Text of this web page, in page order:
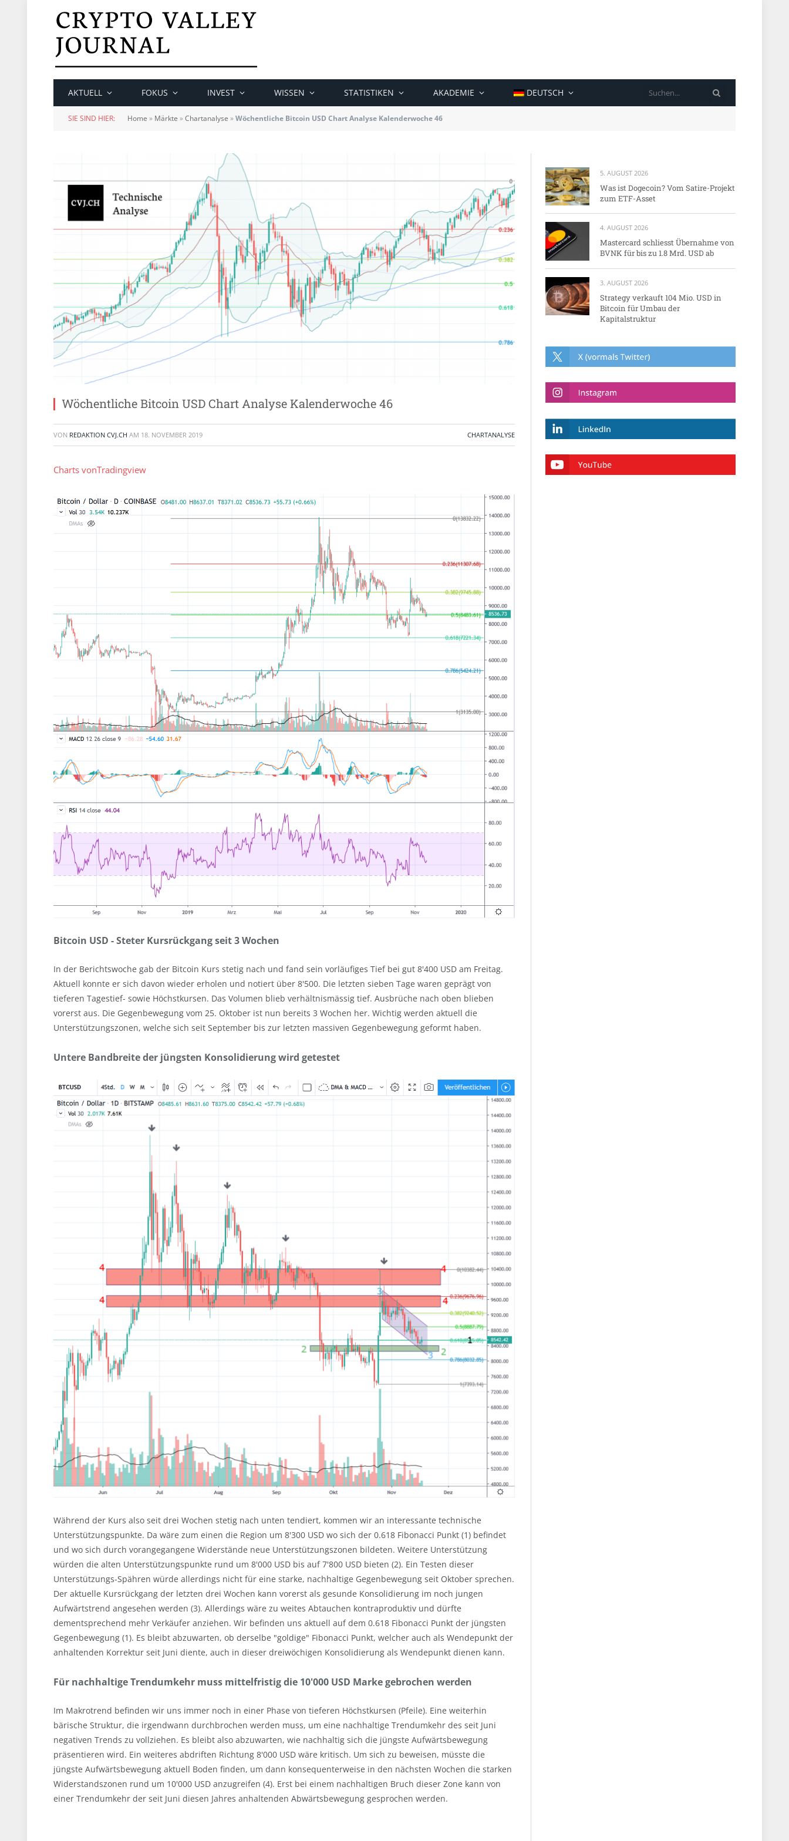
AKTUELL FOKUS INVEST WISSEN STATISTIKEN AKADEMIE DEUTSCH
SIE SIND HIER: Home » Märkte »Chartanalyse »Wöchentliche Bitcoin USD Chart Analyse Kalenderwoche 46
Wöchentliche Bitcoin USD Chart Analyse Kalenderwoche 46
VON REDAKTION CVJ.CH AM 18. NOVEMBER 2019 CHARTANALYSE
Charts vonTradingview
Bitcoin USD - Steter Kursrückgang seit 3 Wochen
In der Berichtswoche gab der Bitcoin Kurs stetig nach und fand sein vorläufiges Tief bei gut 8'400 USD am Freitag.
Aktuell konnte er sich davon wieder erholen und notiert über 8'500. Die letzten sieben Tage waren geprägt von
tieferen Tagestief- sowie Höchstkursen. Das Volumen blieb verhältnismässig tief. Ausbrüche nach oben blieben
vorerst aus. Die Gegenbewegung vom 25. Oktober ist nun bereits 3 Wochen her. Wichtig werden aktuell die
Unterstützungszonen, welche sich seit September bis zur letzten massiven Gegenbewegung geformt haben.
Untere Bandbreite der jüngsten Konsolidierung wird getestet
Während der Kurs also seit drei Wochen stetig nach unten tendiert, kommen wir an interessante technische
Unterstützungspunkte. Da wäre zum einen die Region um 8'300 USD wo sich der 0.618 Fibonacci Punkt (1) befindet
und wo sich durch vorangegangene Widerstände neue Unterstützungszonen bildeten. Weitere Unterstützung
würden die alten Unterstützungspunkte rund um 8'000 USD bis auf 7'800 USD bieten (2). Ein Testen dieser
Unterstützungs-Spähren würde allerdings nicht für eine starke, nachhaltige Gegenbewegung seit Oktober sprechen.
Der aktuelle Kursrückgang der letzten drei Wochen kann vorerst als gesunde Konsolidierung im noch jungen
Aufwärtstrend angesehen werden (3). Allerdings wäre zu weites Abtauchen kontraproduktiv und dürfte
dementsprechend mehr Verkäufer anziehen. Wir befinden uns aktuell auf dem 0.618 Fibonacci Punkt der jüngsten
Gegenbewegung (1). Es bleibt abzuwarten, ob derselbe "goldige" Fibonacci Punkt, welcher auch als Wendepunkt der
anhaltenden Korrektur seit Juni diente, auch in dieser dreiwöchigen Konsolidierung als Wendepunkt dienen kann.
Für nachhaltige Trendumkehr muss mittelfristig die 10'000 USD Marke gebrochen werden
Im Makrotrend befinden wir uns immer noch in einer Phase von tieferen Höchstkursen (Pfeile). Eine weiterhin
bärische Struktur, die irgendwann durchbrochen werden muss, um eine nachhaltige Trendumkehr des seit Juni
negativen Trends zu vollziehen. Es bleibt also abzuwarten, wie nachhaltig sich die jüngste Aufwärtsbewegung
präsentieren wird. Ein weiteres abdriften Richtung 8'000 USD wäre kritisch. Um sich zu beweisen, müsste die
jüngste Aufwärtsbewegung aktuell Boden finden, um dann konsequenterweise in den nächsten Wochen die starken
Widerstandszonen rund um 10'000 USD anzugreifen (4). Erst bei einem nachhaltigen Bruch dieser Zone kann von
einer Trendumkehr der seit Juni diesen Jahres anhaltenden Abwärtsbewegung gesprochen werden.
5. AUGUST 2026
Was ist Dogecoin? Vom Satire-Projekt
zum ETF-Asset
4. AUGUST 2026
Mastercard schliesst Übernahme von
BVNK für bis zu 1.8 Mrd. USD ab
3. AUGUST 2026
Strategy verkauft 104 Mio. USD in
Bitcoin für Umbau der
Kapitalstruktur